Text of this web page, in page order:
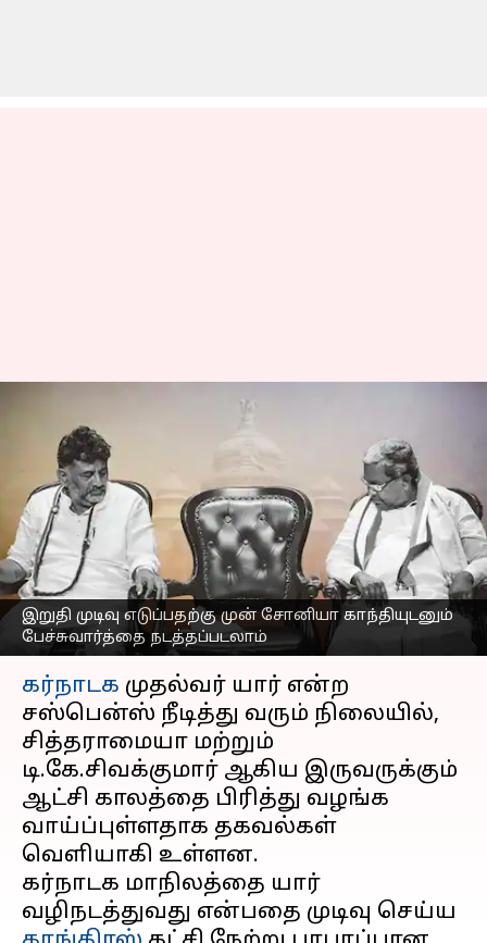
இறுதி முடிவு எடுப்பதற்கு முன் சோனியா காந்தியுடனும்
பேச்சுவார்த்தை நடத்தப்படலாம்
சித்தராமையா Vs
டிகே.சிவகுமார்
பிரச்சனை: கர்நாடகாவில்
ஆட்சி காலம் இரண்டாக
பிரிக்கப்படுமா
எழுதியவர் Sindhuja SM May 17, 2023 09:50 am
செய்தி முன்னோட்டம்
கர்நாடக முதல்வர் யார் என்ற
சஸ்பென்ஸ் நீடித்து வரும் நிலையில்,
சித்தராமையா மற்றும்
டி.கே.சிவக்குமார் ஆகிய இருவருக்கும்
ஆட்சி காலத்தை பிரித்து வழங்க
வாய்ப்புள்ளதாக தகவல்கள்
வெளியாகி உள்ளன.
கர்நாடக மாநிலத்தை யார்
வழிநடத்துவது என்பதை முடிவு செய்ய